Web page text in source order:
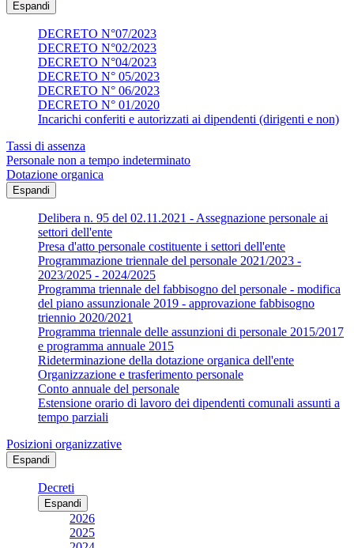
Espandi
DECRETO N°07/2023
DECRETO N°02/2023
DECRETO N°04/2023
DECRETO N° 05/2023
DECRETO N° 06/2023
DECRETO N° 01/2020
Incarichi conferiti e autorizzati ai dipendenti (dirigenti e non)
Tassi di assenza
Personale non a tempo indeterminato
Dotazione organica
Espandi
Delibera n. 95 del 02.11.2021 - Assegnazione personale ai
settori dell'ente
Presa d'atto personale costituente i settori dell'ente
Programmazione triennale del personale 2021/2023 -
2023/2025 - 2024/2025
Programma triennale del fabbisogno del personale - modifica
del piano assunzionale 2019 - approvazione fabbisogno
triennio 2020/2021
Programma triennale delle assunzioni di personale 2015/2017
e programma annuale 2015
Rideterminazione della dotazione organica dell'ente
Organizzazione e trasferimento personale
Conto annuale del personale
Estensione orario di lavoro dei dipendenti comunali assunti a
tempo parziali
Posizioni organizzative
Espandi
Decreti
Espandi
2026
2025